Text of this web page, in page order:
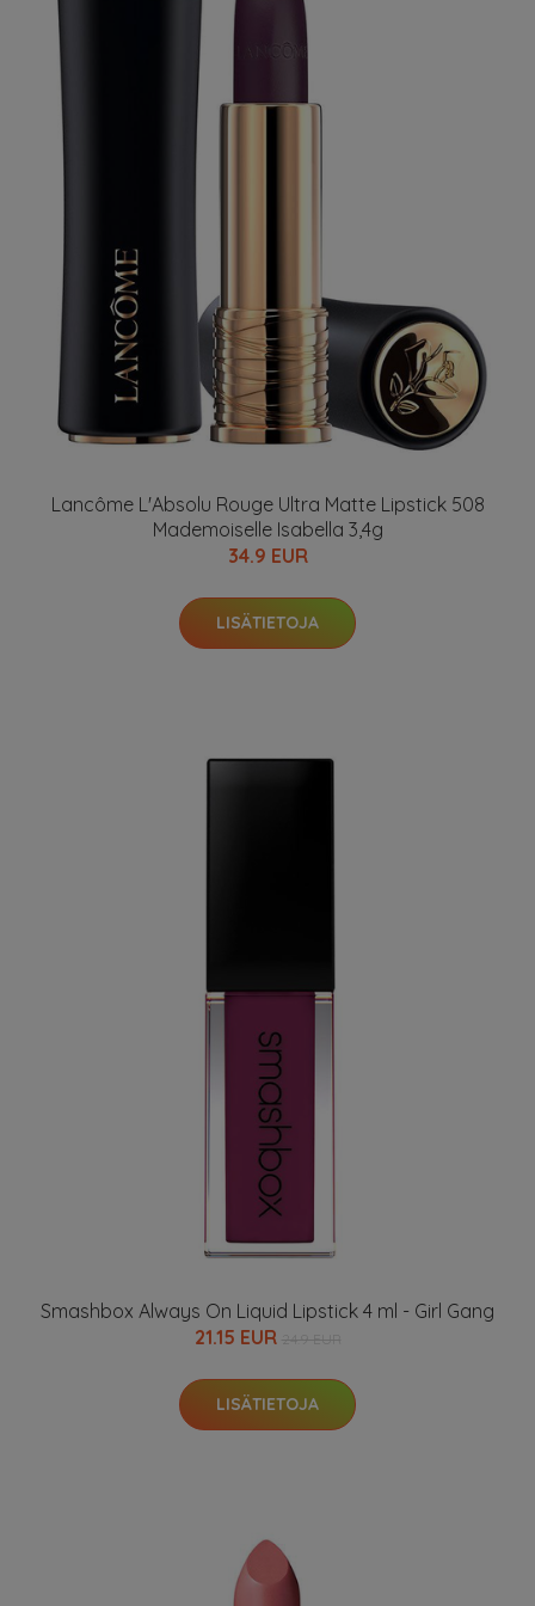
Lancôme L'Absolu Rouge Ultra Matte Lipstick 508
Mademoiselle Isabella 3,4g
34.9 EUR
LISÄTIETOJA
Smashbox Always On Liquid Lipstick 4 ml - Girl Gang
21.15 EUR
LISÄTIETOJA